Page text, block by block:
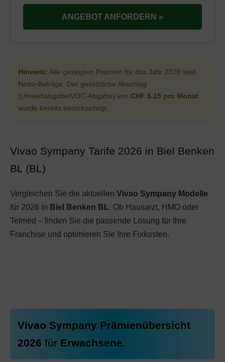
ANGEBOT ANFORDERN »
Hinweis: Alle gezeigten Prämien für das Jahr 2026 sind
Netto-Beträge. Der gesetzliche Abschlag
(Umweltabgabe/VOC-Abgabe) von CHF 5.15 pro Monat
wurde bereits berücksichtigt.
Vivao Sympany Tarife 2026 in Biel Benken
BL (BL)
Vergleichen Sie die aktuellen Vivao Sympany Modelle
für 2026 in Biel Benken BL. Ob Hausarzt, HMO oder
Telmed – finden Sie die passende Lösung für Ihre
Franchise und optimieren Sie Ihre Fixkosten.
Vivao Sympany Prämienübersicht
2026 für Erwachsene.